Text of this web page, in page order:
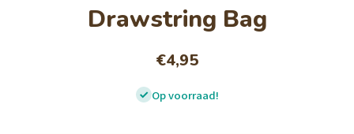
Drawstring Bag
€4,95
Op voorraad!